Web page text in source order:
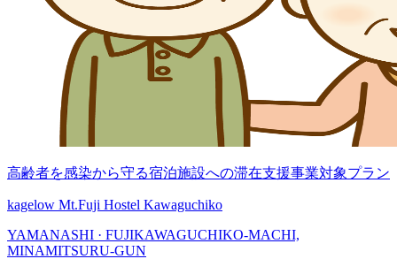
高齢者を感染から守る宿泊施設への滞在支援事業対象プラン
kagelow Mt.Fuji Hostel Kawaguchiko
YAMANASHI · FUJIKAWAGUCHIKO-MACHI,
MINAMITSURU-GUN